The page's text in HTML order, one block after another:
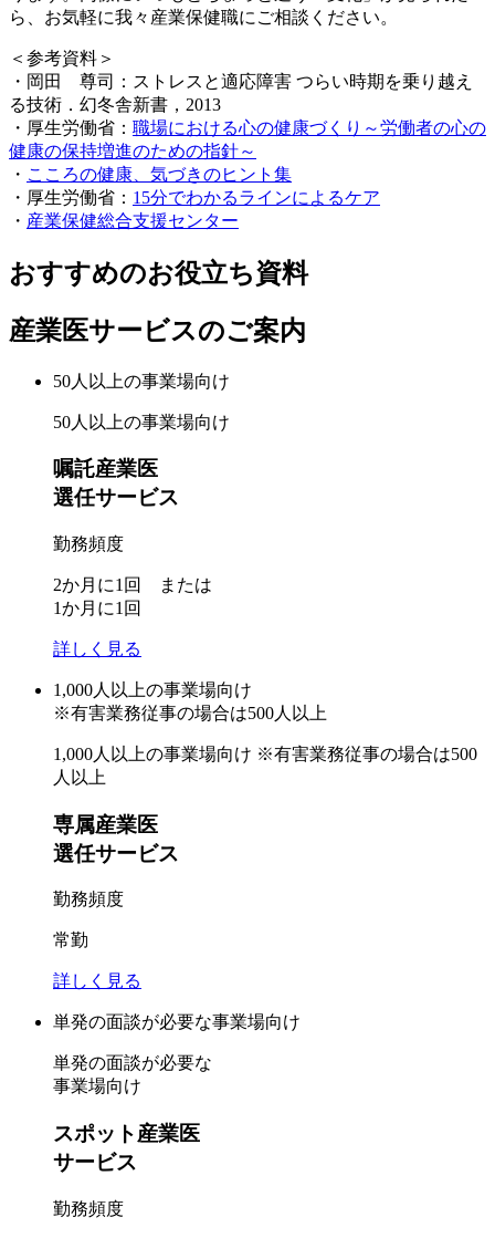
ら、お気軽に我々産業保健職にご相談ください。
＜参考資料＞
・岡田 尊司：ストレスと適応障害 つらい時期を乗り越え
る技術．幻冬舎新書，2013
・厚生労働省： 職場における心の健康づくり～労働者の心の
健康の保持増進のための指針～
・ こころの健康、気づきのヒント集
・厚生労働省： 15分でわかるラインによるケア
・ 産業保健総合支援センター
おすすめのお役立ち資料
産業医サービスのご案内
50人以上の事業場向け
50人以上の事業場向け
嘱託産業医
選任サービス
勤務頻度
2か月に1回 または
1か月に1回
詳しく見る
1,000人以上の事業場向け
※有害業務従事の場合は500人以上
1,000人以上の事業場向け ※有害業務従事の場合は500
人以上
専属産業医
選任サービス
勤務頻度
常勤
詳しく見る
単発の面談が必要な事業場向け
単発の面談が必要な
事業場向け
スポット産業医
サービス
勤務頻度